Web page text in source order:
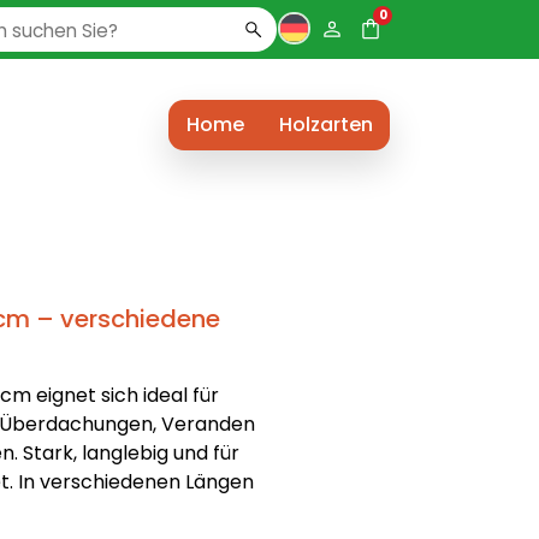
0
Home Holzarten
– verschiedene
eignet sich ideal für
Veranden
Stark, langlebig und für
In verschiedenen Längen